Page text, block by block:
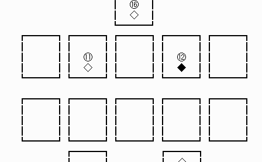
┃ ⑯ ┃
┃ ◇ ┃
┗━━━┛
┏━━━┓┏━━━┓┏━━━┓┏━━━┓┏━━━┓
┃ ┃┃ ⑪ ┃┃ ┃┃ ⑫ ┃┃ ┃
┃ ┃┃ ◇ ┃┃ ┃┃ ◆ ┃┃ ┃
┗━━━┛┗━━━┛┗━━━┛┗━━━┛┗━━━┛ 【 ⑪：◇『
┏━━━┓┏━━━┓┏━━━┓┏━━━┓┏━━━┓
┗━━━┛┗━━━┛┗━━━┛┗━━━┛┗━━━┛
┏━━━┓ ┏━━━┓